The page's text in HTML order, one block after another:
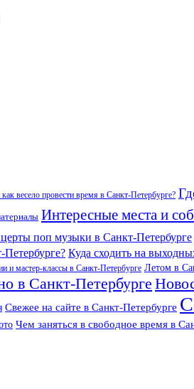
как весело провести время в Санкт-Петербурге?
Интересные места и
поп музыки в Санкт-Петербурге
Петербурге? Куда сходить на
и мастер-классы в Санкт-Петербурге Летом в
в Санкт-Петербурге
Свежее на сайте в Санкт-Петербурге
Чем заняться в свободное время в